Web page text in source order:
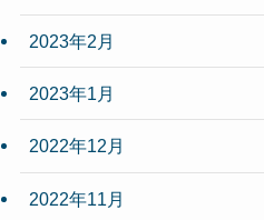
2023年2月
2023年1月
2022年12月
2022年11月